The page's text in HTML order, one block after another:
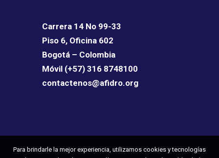
Carrera 14 No 99-33
Piso 6, Oficina 602
Bogotá – Colombia
Móvil (+57) 316 8748100
contactenos@afidro.org
Para brindarle la mejor experiencia, utilizamos cookies y tecnologías